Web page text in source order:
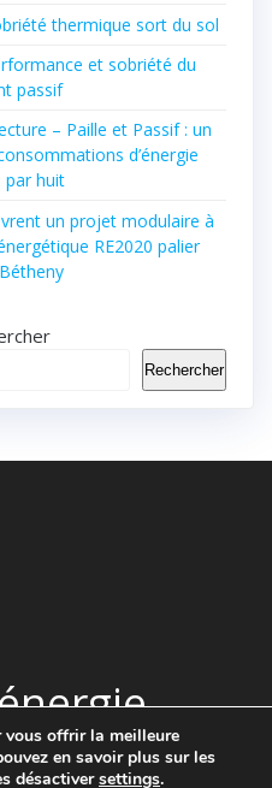
thermique sort du sol
et sobriété du
passif
– Paille et Passif : un
d’énergie
par huit
un projet modulaire à
RE2020 palier
Rechercher
avec WordPress et le thème
Theme
vous offrir la meilleure
en savoir plus sur les
désactiversettings.